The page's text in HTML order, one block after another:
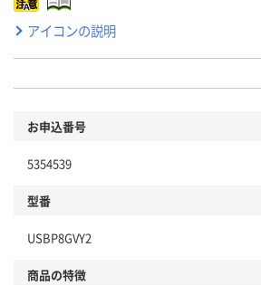
アイコンの説明
お申込番号
5354539
型番
USBP8GVY2
商品の特徴